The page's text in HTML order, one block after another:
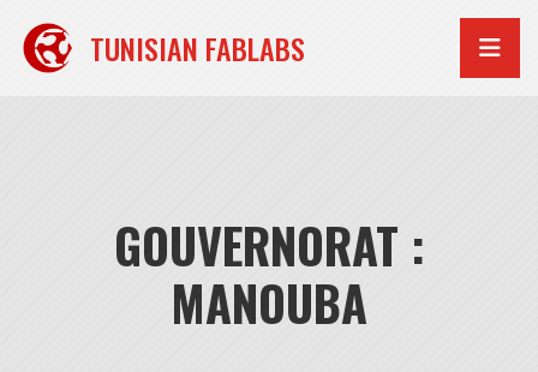
contenu
TUNISIAN FABLABS
GOUVERNORAT :
MANOUBA